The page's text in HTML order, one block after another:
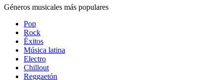
Géneros musicales más populares
Pop
Rock
Éxitos
Música latina
Electro
Chillout
Reggaetón